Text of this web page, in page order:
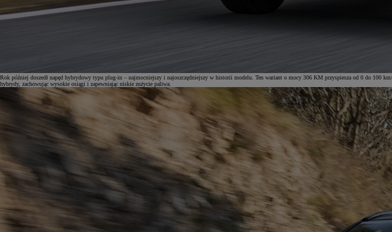
Od
Rok później doszedł napęd hybrydowy typu plug-in – najmocniejszy i najoszczędniejszy w historii modelu. Ten wariant o mocy 306 KM przyspiesza od 0 do 100
hybrydy, zachowując wysokie osiągi i zapewniając niskie zużycie paliwa.